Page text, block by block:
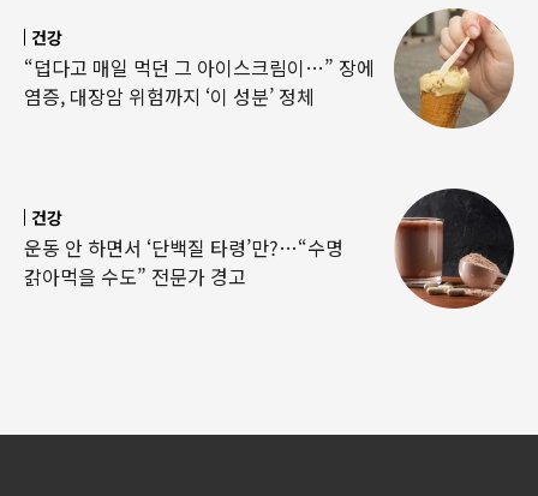
건강
“덥다고 매일 먹던 그 아이스크림이…” 장에
염증, 대장암 위험까지 ‘이 성분’ 정체
건강
운동 안 하면서 ‘단백질 타령’만?…“수명
갉아먹을 수도” 전문가 경고